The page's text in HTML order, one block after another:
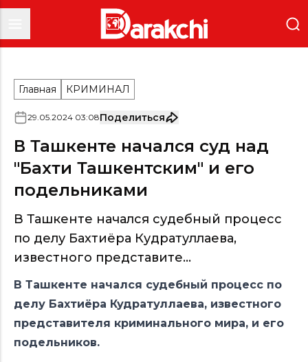
Главная КРИМИНАЛ
29.05.2024 03:08Поделиться
В Ташкенте начался суд над
"Бахти Ташкентским" и его
подельниками
В Ташкенте начался судебный процесс
по делу Бахтиёра Кудратуллаева,
известного представите...
В Ташкенте начался судебный процесс по
делу Бахтиёра Кудратуллаева, известного
представителя криминального мира, и его
подельников.